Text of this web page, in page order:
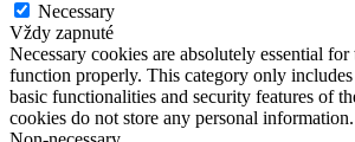
Necessary
Vždy zapnuté
Necessary cookies are absolutely essential
function properly. This category only includes
basic functionalities and security features of
cookies do not store any personal information.